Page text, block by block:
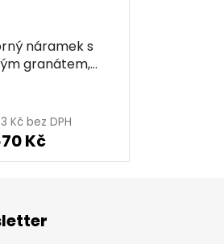
náramek s
granátem,
Kč bez DPH
Kč